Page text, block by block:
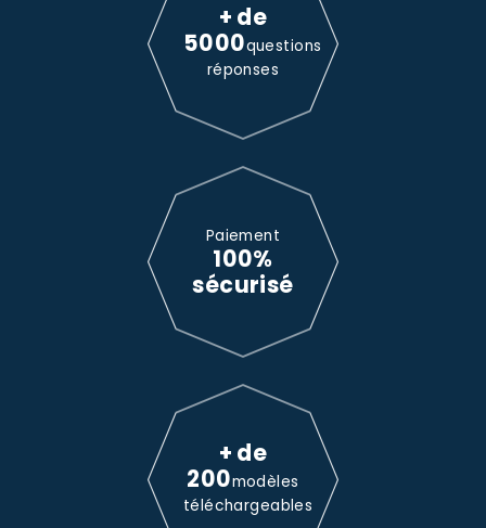
+ de
5000questions
réponses
Paiement
100%
sécurisé
+ de
200modèles
téléchargeables